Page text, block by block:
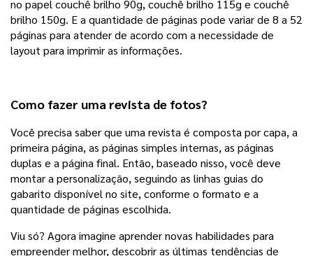
no papel couchê brilho 90g, couchê brilho 115g e couchê
brilho 150g. E a quantidade de páginas pode variar de 8 a 52
páginas para atender de acordo com a necessidade de
layout para imprimir as informações.
Como fazer uma revista de fotos?
Você precisa saber que uma revista é composta por capa, a
primeira página, as páginas simples internas, as páginas
duplas e a página final. Então, baseado nisso, você deve
montar a personalização, seguindo as linhas guias do
gabarito disponível no site, conforme o formato e a
quantidade de páginas escolhida.
Viu só? Agora imagine aprender novas habilidades para
empreender melhor, descobrir as últimas tendências de